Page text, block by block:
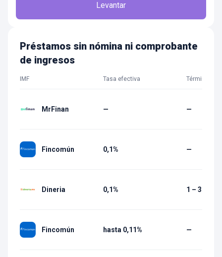
Levantar
Préstamos sin nómina ni comprobante
de ingresos
IMF Tasa efectiva Término
MrFinan — —
Fincomún 0,1% —
Dineria 0,1% 1 – 30 días
Fincomún hasta 0,11% —